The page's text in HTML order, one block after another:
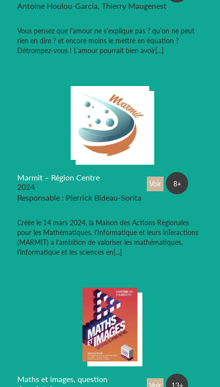
Antoine Houlou-Garcia, Thierry Maugenest
Vous pensez que l’amour ne s’explique pas ? qu’on ne peut
rien en dire ? et encore moins le mettre en équation ?
Détrompez-vous ! L’amour pourrait bien avoir[...]
Marmit – Région Centre
2024
Responsable : Pierrick Bideau-Sorita
Créée le 14 mars 2024, la Maison des Actions Régionales
pour les Mathématiques, l'Informatique et leurs inTeractions
(MARMIT) a l'ambition de valoriser les mathématiques,
l'informatique et les sciences en[...]
Voir 8+
Maths et images, question
Voir 13+